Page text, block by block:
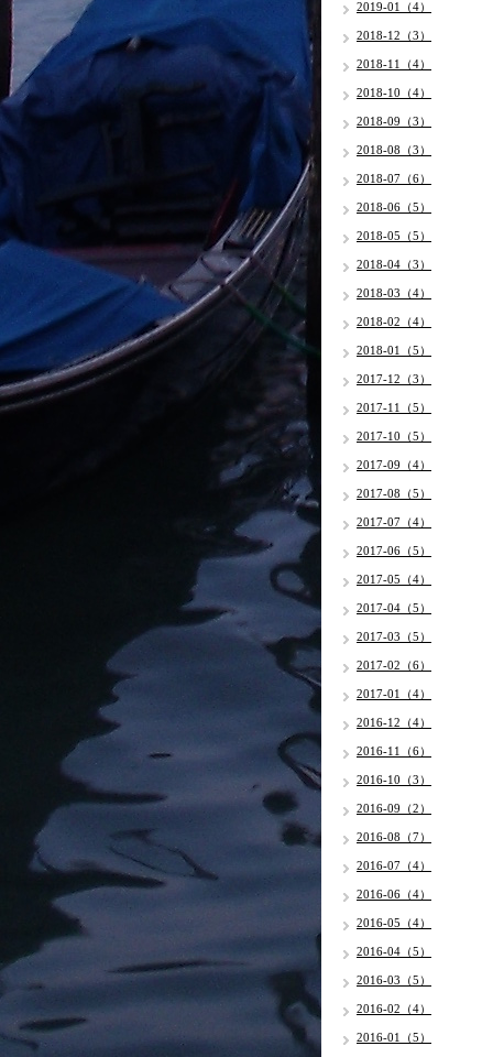
2019-01（4）
2018-12（3）
2018-11（4）
2018-10（4）
2018-09（3）
2018-08（3）
2018-07（6）
2018-06（5）
2018-05（5）
2018-04（3）
2018-03（4）
2018-02（4）
2018-01（5）
2017-12（3）
2017-11（5）
2017-10（5）
2017-09（4）
2017-08（5）
2017-07（4）
2017-06（5）
2017-05（4）
2017-04（5）
2017-03（5）
2017-02（6）
2017-01（4）
2016-12（4）
2016-11（6）
2016-10（3）
2016-09（2）
2016-08（7）
2016-07（4）
2016-06（4）
2016-05（4）
2016-04（5）
2016-03（5）
2016-02（4）
2016-01（5）